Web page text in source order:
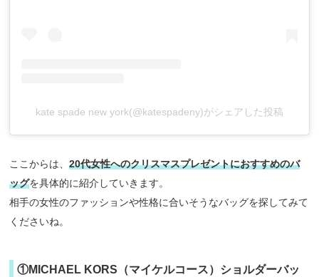
kate spade new york(@katespadeny)がシェアした投稿
ここからは、20代女性へのクリスマスプレゼントにおすすめのバ
ッグを具体的に紹介していきます。
相手の女性のファッションや性格に合いそうなバッグを探してみて
くださいね。
①MICHAEL KORS（マイケルコース）ショルダーバッ